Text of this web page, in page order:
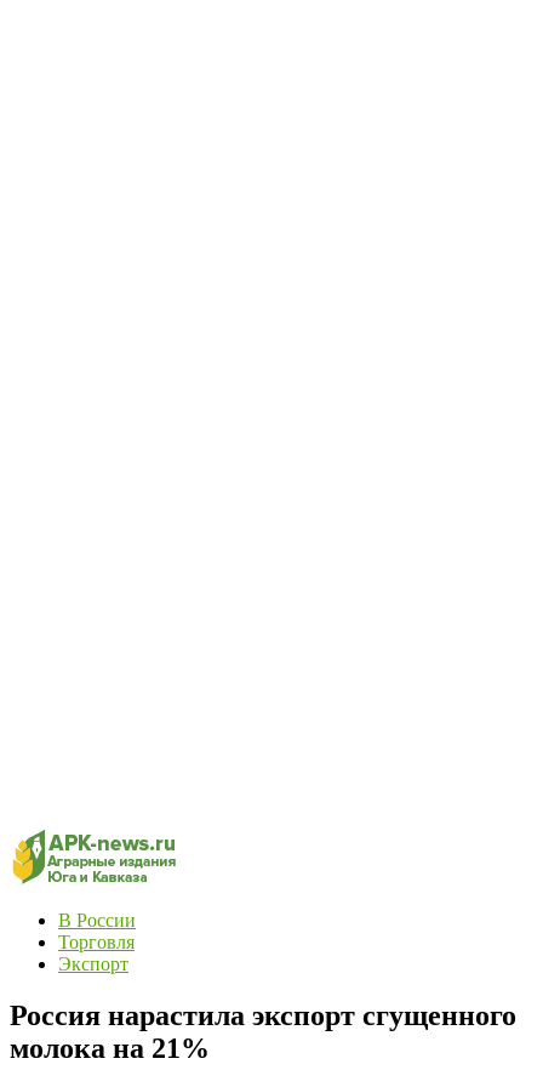
В России
Торговля
Экспорт
Россия нарастила экспорт сгущенного
молока на 21%